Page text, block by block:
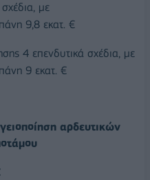
με
9,8 εκατ. €
4 επενδυτικά σχέδια, με
9 εκατ. €
αρδευτικών